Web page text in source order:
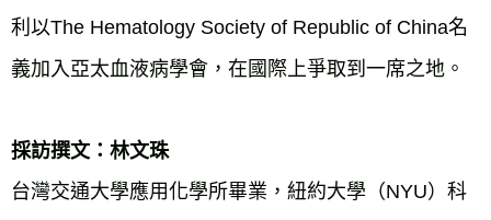
利以The Hematology Society of Republic of China名
義加入亞太血液病學會，在國際上爭取到一席之地。
採訪撰文：林文珠
台灣交通大學應用化學所畢業，紐約大學（NYU）科